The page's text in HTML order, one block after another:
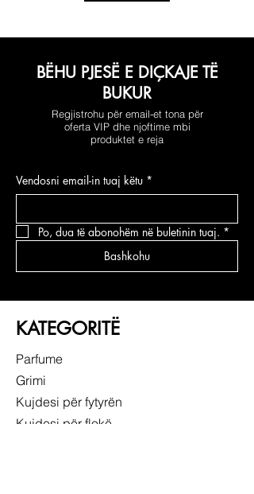
BËHU PJESË E DIÇKAJE TË
BUKUR
Regjistrohu për email-et tona për
oferta VIP dhe njoftime mbi
produktet e reja
Vendosni email-in tuaj këtu *
Po, dua të abonohëm në buletinin tuaj. *
Bashkohu
KATEGORITË
Parfume
Grimi
Kujdesi për fytyrën
Kujdesi për flokë